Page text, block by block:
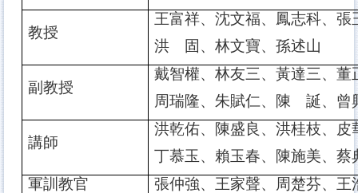
教授
王富祥、沈文福、鳳志科、
洪 固、林文寶、 孫述山
副教授
戴智權、林友三、黃達三、
周瑞隆、朱賦仁、 陳 誕、曾
講師
洪乾佑、陳盛良、洪桂枝、
丁慕玉、賴玉春、 陳施美、蔡
軍訓教官
張仲強、王家聲、周楚芬、王